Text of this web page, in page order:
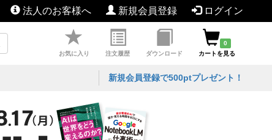
法人のお客様へ 新規会員登録 ログイン
お気に入り 注文履歴 ダウンロード
0
カートを見る
新規会員登録で500ptプレゼント！